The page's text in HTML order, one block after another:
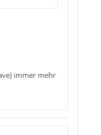
immer mehr